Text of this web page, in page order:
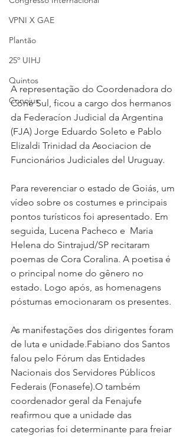
VPNI X GAE
Plantão
25º UIHJ
Quintos
Conojus
A representação do Coordenadora do
Cone Sul, ficou a cargo dos hermanos
da Federacíon Judicial da Argentina
(FJA) Jorge Eduardo Soleto e Pablo
Elizaldi Trinidad da Asociacion de
Funcionários Judiciales del Uruguay.
Para reverenciar o estado de Goiás, um
vídeo sobre os costumes e principais
pontos turísticos foi apresentado. Em
seguida, Lucena Pacheco e  Maria
Helena do Sintrajud/SP recitaram
poemas de Cora Coralina. A poetisa é
o principal nome do gênero no
estado. Logo após, as homenagens
póstumas emocionaram os presentes.
As manifestações dos dirigentes foram
de luta e unidade.Fabiano dos Santos
falou pelo Fórum das Entidades
Nacionais dos Servidores Públicos
Federais (Fonasefe).O também
coordenador geral da Fenajufe
reafirmou que a unidade das
categorias foi determinante para freiar